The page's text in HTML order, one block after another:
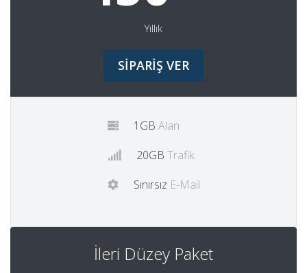
Yıllık
SİPARİŞ VER
1GB Alan
20GB Trafik
Sınırsız E-Mail
İleri Düzey Paket